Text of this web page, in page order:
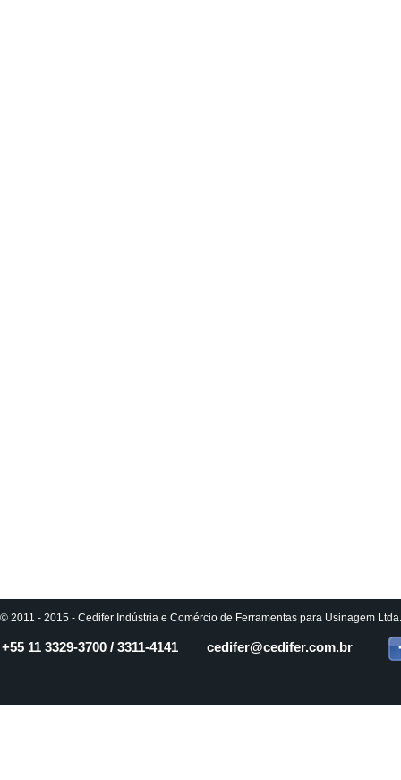
© 2011 - 2015 - Cedifer Indústria e Comércio de Ferramentas para Usinagem
+55 11 3329-3700 / 3311-4141 cedifer@cedifer.com.br